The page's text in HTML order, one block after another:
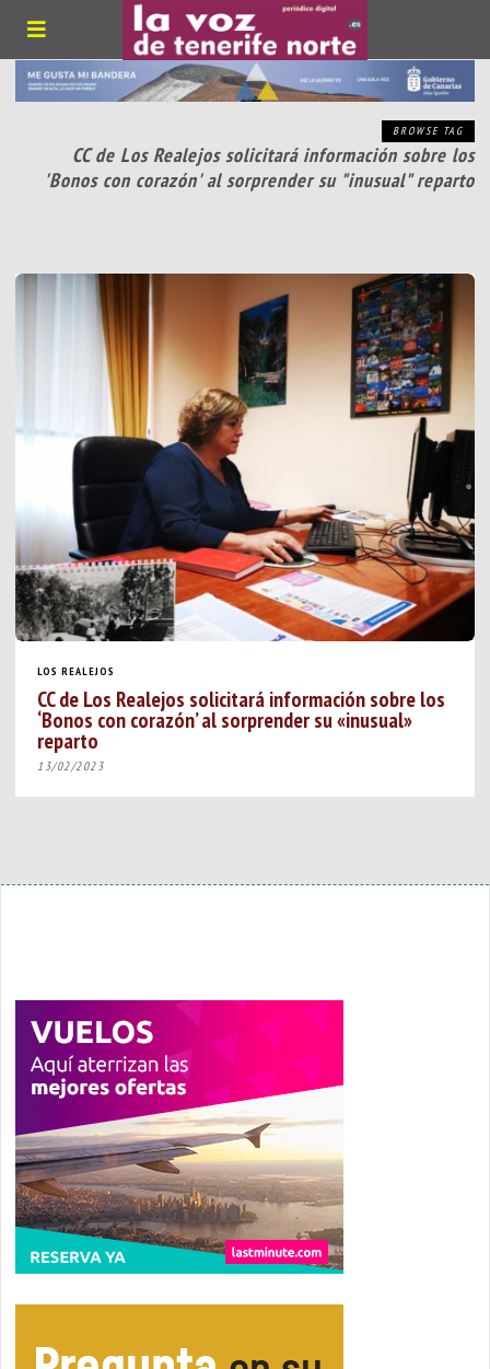
BROWSE TAG
CC de Los Realejos solicitará información sobre los
'Bonos con corazón' al sorprender su "inusual" reparto
LOS REALEJOS
CC de Los Realejos solicitará información sobre los
‘Bonos con corazón’ al sorprender su «inusual»
reparto
13/02/2023